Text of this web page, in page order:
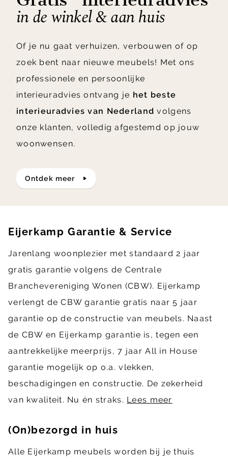
in de winkel & aan huis
Of je nu gaat verhuizen, verbouwen of op
zoek bent naar nieuwe meubels! Met ons
professionele en persoonlijke
interieuradvies ontvang je het beste
interieuradvies van Nederland volgens
onze klanten, volledig afgestemd op jouw
woonwensen.
ontdek meer
Eijerkamp Garantie & Service
Jarenlang woonplezier met standaard 2 jaar
gratis garantie volgens de Centrale
Branchevereniging Wonen (CBW). Eijerkamp
verlengt de CBW garantie gratis naar 5 jaar
garantie op de constructie van meubels. Naast
de CBW en Eijerkamp garantie is, tegen een
aantrekkelijke meerprijs, 7 jaar All in House
garantie mogelijk op o.a. vlekken,
beschadigingen en constructie. De zekerheid
van kwaliteit. Nu én straks. Lees meer
(On)bezorgd in huis
Alle Eijerkamp meubels worden bij je thuis